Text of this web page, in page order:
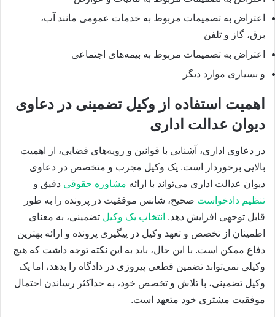
اعتراض به تصمیمات مربوط به خدمات عمومی مانند آب،
برق، گاز و تلفن
اعتراض به تصمیمات مربوط به بیمه‌های اجتماعی
و بسیاری موارد دیگر
اهمیت استفاده از وکیل تضمینی در دعاوی
دیوان عدالت اداری
در دعاوی اداری، آشنایی با قوانین و رویه‌های قضایی، از اهمیت
بالایی برخوردار است. یک وکیل مجرب و متخصص در دعاوی
دیوان عدالت اداری می‌تواند با ارائه مشاوره حقوقی دقیق و
تنظیم دادخواست صحیح، شانس موفقیت در پرونده را به طور
قابل توجهی افزایش دهد. انتخاب یک وکیل تضمینی، به معنای
اطمینان از تخصص و تعهد وکیل در پیگیری پرونده و ارائه بهترین
دفاع ممکن است. با این حال، باید به این نکته توجه داشت که هیچ
وکیلی نمی‌تواند تضمین قطعی پیروزی در دادگاه را بدهد، اما یک
وکیل تضمینی، با تلاش و تخصص خود، به حداکثر رساندن احتمال
موفقیت مشتری خود متعهد است.